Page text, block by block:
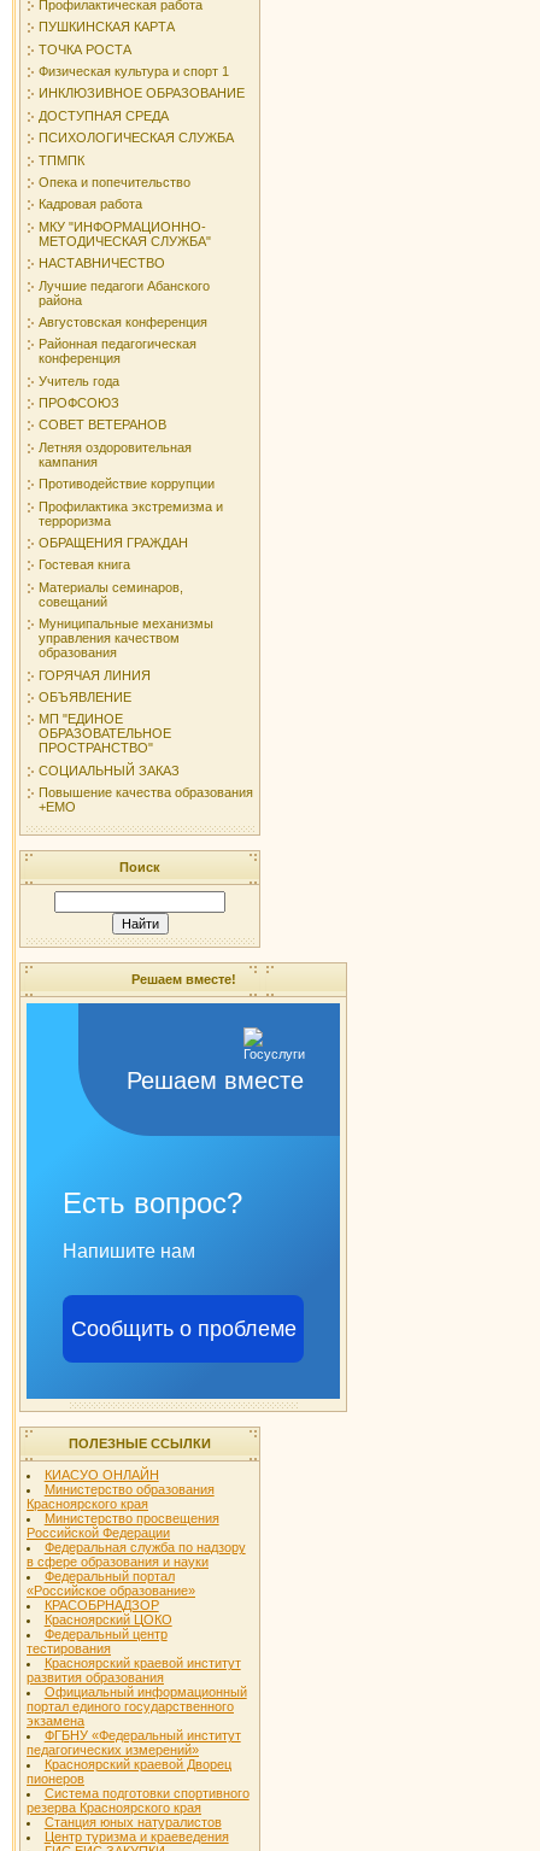
Профилактическая работа
ПУШКИНСКАЯ КАРТА
ТОЧКА РОСТА
Физическая культура и спорт 1
ИНКЛЮЗИВНОЕ ОБРАЗОВАНИЕ
ДОСТУПНАЯ СРЕДА
ПСИХОЛОГИЧЕСКАЯ СЛУЖБА
ТПМПК
Опека и попечительство
Кадровая работа
МКУ "ИНФОРМАЦИОННО-
МЕТОДИЧЕСКАЯ СЛУЖБА"
НАСТАВНИЧЕСТВО
Лучшие педагоги Абанского
района
Августовская конференция
Районная педагогическая
конференция
Учитель года
ПРОФСОЮЗ
СОВЕТ ВЕТЕРАНОВ
Летняя оздоровительная
кампания
Противодействие коррупции
Профилактика экстремизма и
терроризма
ОБРАЩЕНИЯ ГРАЖДАН
Гостевая книга
Материалы семинаров,
совещаний
Муниципальные механизмы
управления качеством
образования
ГОРЯЧАЯ ЛИНИЯ
ОБЪЯВЛЕНИЕ
МП "ЕДИНОЕ
ОБРАЗОВАТЕЛЬНОЕ
ПРОСТРАНСТВО"
СОЦИАЛЬНЫЙ ЗАКАЗ
Повышение качества образования
+ЕМО
Поиск
Решаем вместе!
Решаем вместе
Есть вопрос?
Напишите нам
Сообщить о проблеме
ПОЛЕЗНЫЕ ССЫЛКИ
КИАСУО ОНЛАЙН
Министерство образования
Красноярского края
Министерство просвещения
Российской Федерации
Федеральная служба по надзору
в сфере образования и науки
Федеральный портал
«Российское образование»
КРАСОБРНАДЗОР
Красноярский ЦОКО
Федеральный центр
тестирования
Красноярский краевой институт
развития образования
Официальный информационный
портал единого государственного
экзамена
ФГБНУ «Федеральный институт
педагогических измерений»
Красноярский краевой Дворец
пионеров
Система подготовки спортивного
резерва Красноярского края
Станция юных натуралистов
Центр туризма и краеведения